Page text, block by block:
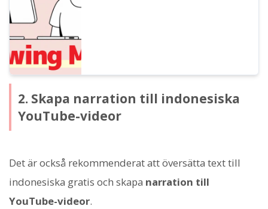
2. Skapa narration till indonesiska
YouTube-videor
Det är också rekommenderat att översätta text till
indonesiska gratis och skapa narration till
YouTube-videor.